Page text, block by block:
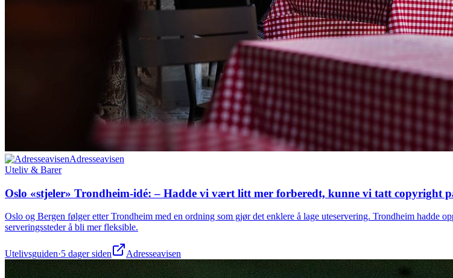
Gæsolin- En Hyllest til Kim Larsen/ Utendørskonsert
Redninga
Adresseavisen
Uteliv & Barer
Oslo «stjeler» Trondheim-idé: – Hadde vi vært litt mer forberedt, kunne vi tatt copyright
Oslo og Bergen følger etter Trondheim med en ordning som gjør det enklere å lage uteservering. Trondheim hadde
serveringssteder å bli mer fleksible.
Utelivsguiden·5 dager siden Adresseavisen